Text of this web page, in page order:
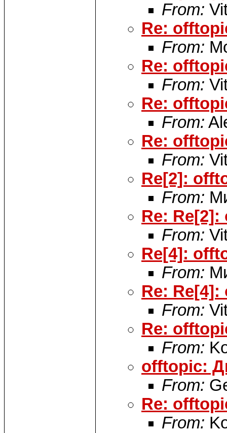
From:
Re:
From:
Re:
From:
Re:
From:
Re:
From:
Re[2]:
From:
Re:
From:
Re[4]:
From:
Re:
From:
Re:
From:
offtopic:
From:
Re:
From: